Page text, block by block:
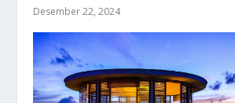
Desember 22, 2024